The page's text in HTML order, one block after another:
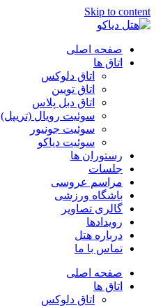
Skip to content
صفحه اصلی
اتاق ها
اتاق دلوکس
اتاق تویین
اتاق دبل پلاس
سوئیت رویال (تریپل)
سوئیت جونیور
سوئیت دیاکو
رستوران ها
جلسات
مراسم عروسی
باشگاه ورزشی
گالری تصاویر
رویدادها
درباره هتل
تماس با ما
صفحه اصلی
اتاق ها
اتاق دلوکس